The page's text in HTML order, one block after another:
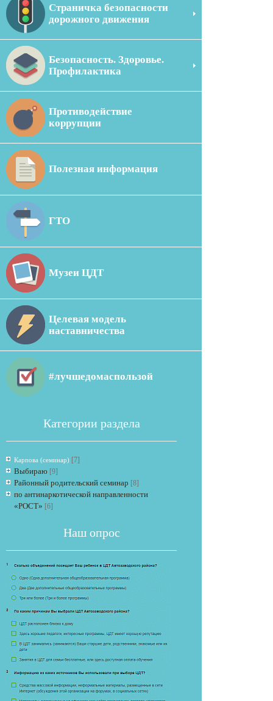
Страничка безопасности
дорожного движения
Безопасность. Здоровье.
Профилактика
Противодействие
коррупции
Полезная информация
ГТО
Музеи ЦДТ
Целевая модель
наставничества
#лучшедомаспользой
Категории раздела
Карпова (семинар) [7]
Выбираю [9]
Районный родительский семинар [8]
по антинаркотической направленности
«РОСТ» [6]
Наш опрос